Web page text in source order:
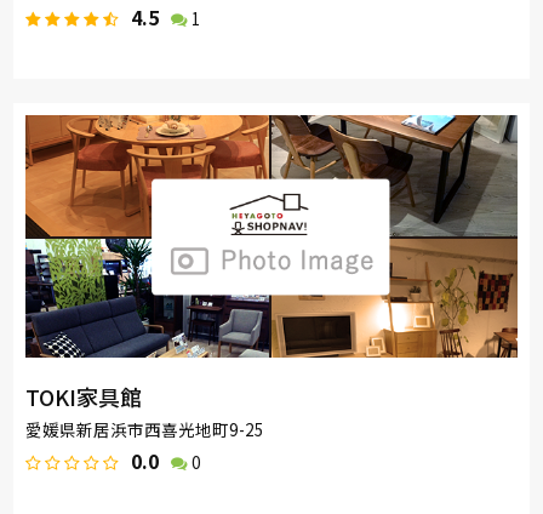
4.5 1
TOKI家具館
愛媛県新居浜市西喜光地町9-25
0.0 0